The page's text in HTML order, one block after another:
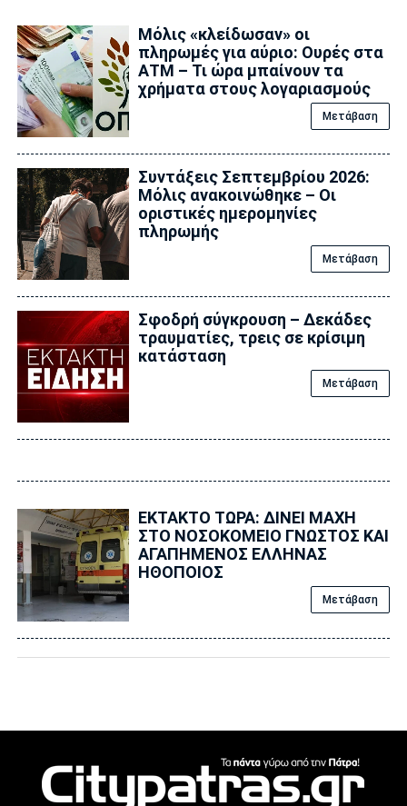
Μόλις «κλείδωσαν» οι
πληρωμές για αύριο: Ουρές στα
ΑΤΜ – Τι ώρα μπαίνουν τα
χρήματα στους λογαριασμούς
Μετάβαση
Συντάξεις Σεπτεμβρίου 2026:
Μόλις ανακοινώθηκε – Οι
οριστικές ημερομηνίες
πληρωμής
Μετάβαση
Σφοδρή σύγκρουση – Δεκάδες
τραυματίες, τρεις σε κρίσιμη
κατάσταση
Μετάβαση
ΕΚΤΑΚΤΟ ΤΩΡΑ: ΔΙΝΕΙ ΜΑΧΗ
ΣΤΟ ΝΟΣΟΚΟΜΕΙΟ ΓΝΩΣΤΟΣ ΚΑΙ
ΑΓΑΠΗΜΕΝΟΣ ΕΛΛΗΝΑΣ
ΗΘΟΠΟΙΟΣ
Μετάβαση